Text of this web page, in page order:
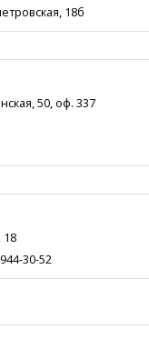
18б
50, оф. 337
18
30-52